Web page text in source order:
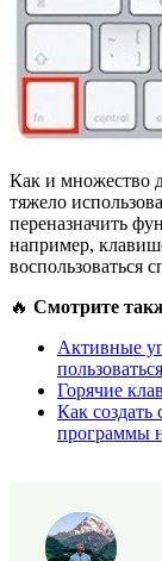
Как и множество
тяжело
переназначить
например,
воспользоваться
🔥 Смотрите
Активные
пользоваться
Горячие
Как
программы